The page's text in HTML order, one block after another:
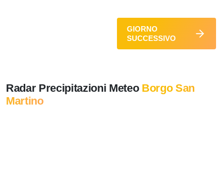
GIORNO
SUCCESSIVO
Radar Precipitazioni Meteo Borgo San
Martino